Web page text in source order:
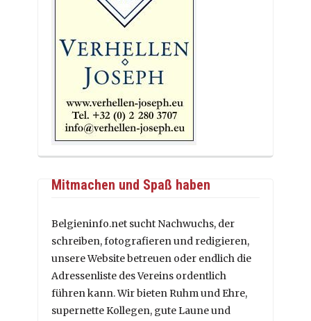
Mitmachen und Spaß haben
Belgieninfo.net sucht Nachwuchs, der
schreiben, fotografieren und redigieren,
unsere Website betreuen oder endlich die
Adressenliste des Vereins ordentlich
führen kann. Wir bieten Ruhm und Ehre,
supernette Kollegen, gute Laune und